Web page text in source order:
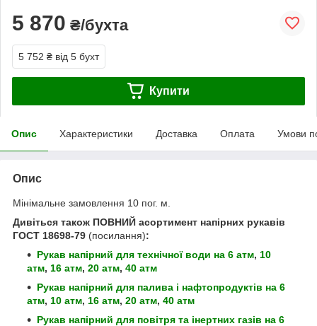
5 870 ₴/бухта
5 752 ₴ від 5 бухт
Купити
Опис Характеристики Доставка Оплата Умови
Опис
Мінімальне замовлення 10 пог. м.
Дивіться також ПОВНИЙ асортимент напірних рукавів
ГОСТ 18698-79 (посилання):
Рукав напірний для технічної води на 6 атм, 10
атм, 16 атм, 20 атм, 40 атм
Рукав напірний для палива і нафтопродуктів на 6
атм, 10 атм, 16 атм, 20 атм, 40 атм
Рукав напірний для повітря та інертних газів на 6